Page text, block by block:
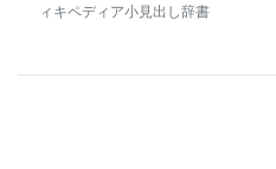
ィキペディア小見出し辞書